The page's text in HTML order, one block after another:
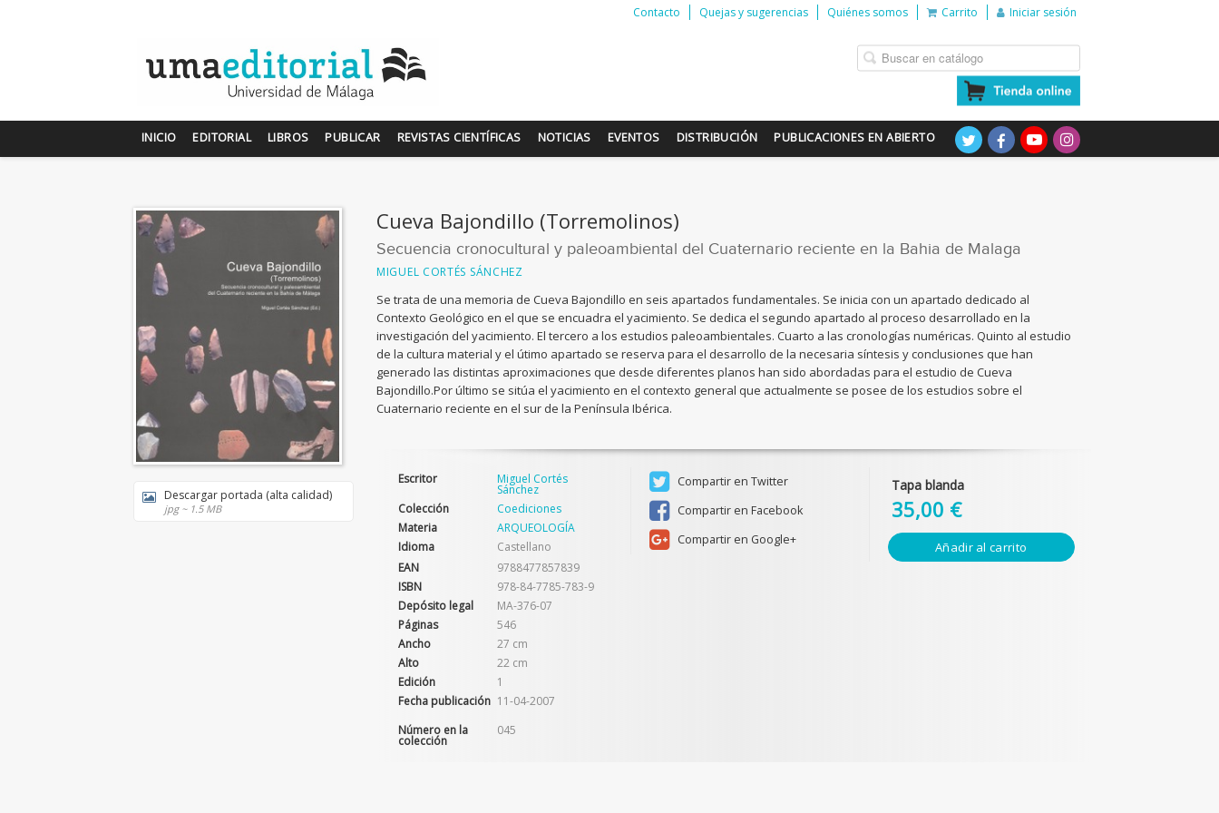
Contacto Quejas y sugerencias Quiénes somos Carrito Iniciar sesión
INICIO EDITORIAL LIBROS PUBLICAR REVISTAS CIENTÍFICAS NOTICIAS EVENTOS DISTRIBUCIÓN PUBLICACIONES EN ABIERTO
Descargar portada (alta calidad)
jpg ~ 1.5 MB
Cueva Bajondillo (Torremolinos)
Secuencia cronocultural y paleoambiental del Cuaternario reciente en la Bahia de Malaga
MIGUEL CORTÉS SÁNCHEZ
Se trata de una memoria de Cueva Bajondillo en seis apartados fundamentales. Se inicia con un apartado dedicado al
Contexto Geológico en el que se encuadra el yacimiento. Se dedica el segundo apartado al proceso desarrollado en la
investigación del yacimiento. El tercero a los estudios paleoambientales. Cuarto a las cronologías numéricas. Quinto al estudio
de la cultura material y el útimo apartado se reserva para el desarrollo de la necesaria síntesis y conclusiones que han
generado las distintas aproximaciones que desde diferentes planos han sido abordadas para el estudio de Cueva
Bajondillo.Por último se sitúa el yacimiento en el contexto general que actualmente se posee de los estudios sobre el
Cuaternario reciente en el sur de la Península Ibérica.
Escritor Miguel Cortés
Sánchez
Colección
Coediciones
Materia
ARQUEOLOGÍA
Idioma
Castellano
EAN
9788477857839
ISBN
978-84-7785-783-9
Depósito legal
MA-376-07
Páginas
546
Ancho
27 cm
Alto
22 cm
Edición
1
Fecha publicación 11-04-2007
Número en la
colección
045
Compartir en Twitter
Compartir en Facebook
Compartir en Google+
Tapa blanda
35,00 €
Añadir al carrito